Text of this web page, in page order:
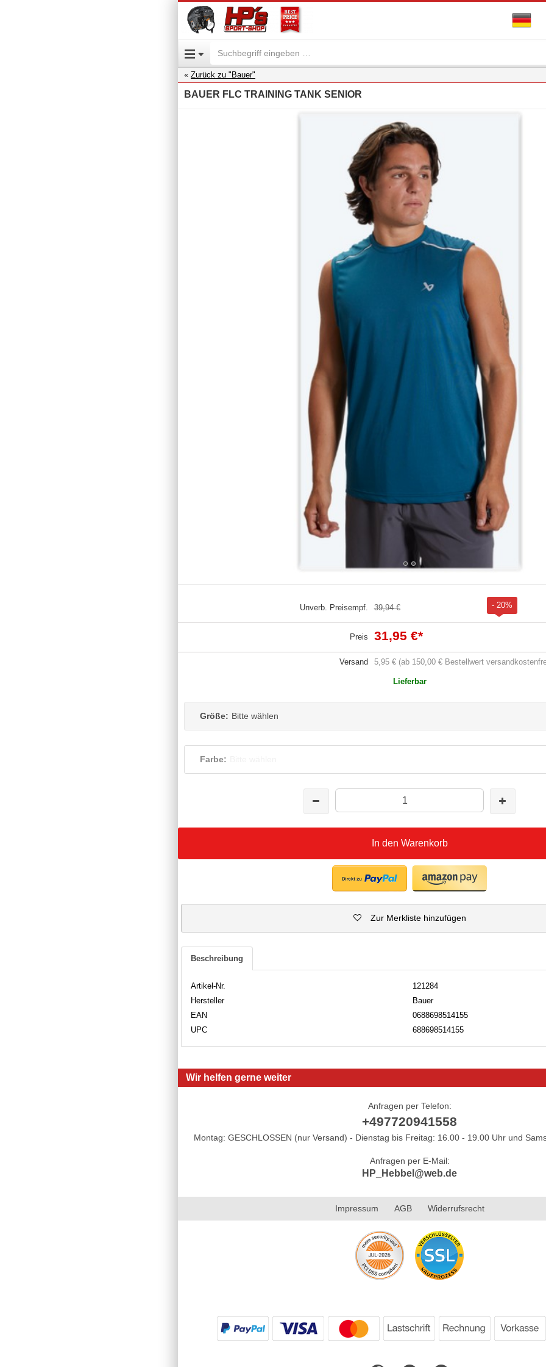
Zurück zu "Bauer"
BAUER FLC TRAINING TANK SENIOR
Unverb. Preisempf. 39,94 € - 20%
Preis 31,95 €*
Versand 5,95 € (ab 150,00 € Bestellwert
Lieferbar
Größe: Bitte wählen
Farbe:
In den Warenkorb
Zur Merkliste hinzufügen
Beschreibung
Artikel-Nr.
121284
Hersteller
Bauer
EAN
0688698514155
UPC
688698514155
Wir helfen gerne weiter
Anfragen per Telefon:
+497720941558
Montag: GESCHLOSSEN (nur Versand) - Dienstag bis Freitag: 16.00 - 19.00 Uhr und
Anfragen per E-Mail:
HP_Hebbel@web.de
Impressum AGB Widerrufsrecht